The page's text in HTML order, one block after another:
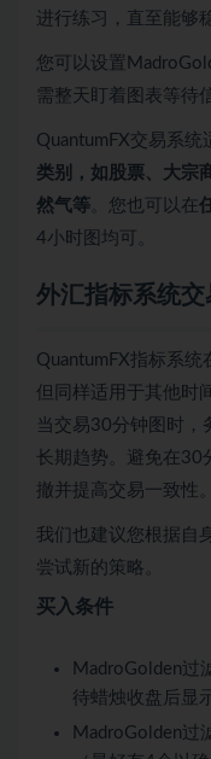
进行练习，直至能够
您可以设置
需整天盯着图表等待
QuantumFX交易系统
类别，如股票、大宗
然气等 。您也可以在
4小时图均可。
外汇指标系统交
QuantumFX指标系统
但同样适用于其他时
当交易30分钟图时，
长期趋势。避免在30
撤并提高交易一致性。
我们也建议您根据自
尝试新的策略。
买入条件
MadroGolden过
待蜡烛收盘后显
MadroGolden过